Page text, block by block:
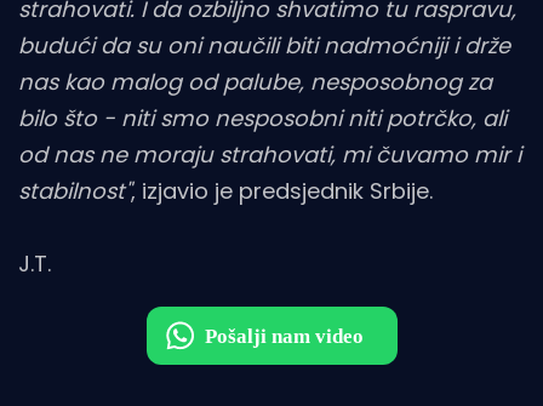
strahovati. I da ozbiljno shvatimo tu raspravu,
budući da su oni naučili biti nadmoćniji i drže
nas kao malog od palube, nesposobnog za
bilo što - niti smo nesposobni niti potrčko, ali
od nas ne moraju strahovati, mi čuvamo mir i
stabilnost", izjavio je predsjednik Srbije.
J.T.